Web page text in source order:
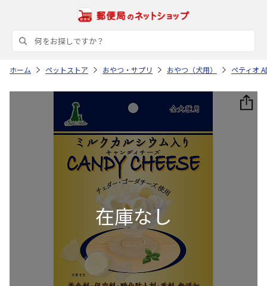
ホーム ペットストア おやつ・サプリ おやつ（犬用） ペティオ